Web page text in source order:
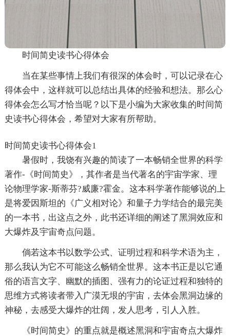
时间简史读书心得体会
当在某些事情上我们有很深的体会时，可以记录在心
得体会中，这样就可以总结出具体的经验和想法。那么心
得体会怎么写才恰当呢？以下是小编为大家收集的时间简
史读书心得体会，希望对大家有所帮助。
时间简史读书心得体会1
暑假时，我饶有兴趣的简读了一本畅销全世界的科学
著作-《时间简史》，其作者是当代著名的宇宙学家、理
论物理学家-斯蒂芬?威廉?霍金。这本科学著作能够说的上
是将爱因斯坦的《广义相对论》和量子力学结合的最完美
的一本书，出这点之外，此书还详细的阐述了黑洞效应和
大爆炸及宇宙奇点问题。
倘若这本书以数学公式、证明过程和科学术语为主，
那么我认为它不可能这么畅销全世界。这本书正是以它通
俗的语言文字、幽默的插图、强有力的论证过程和独特的
思维方式将读者带入广漠无垠的宇宙，去体会黑洞边缘的
神秘，去感受大爆炸的壮阔，发人思考，引人入胜。
《时间简史》的重点就是概述黑洞和宇宙奇点大爆炸